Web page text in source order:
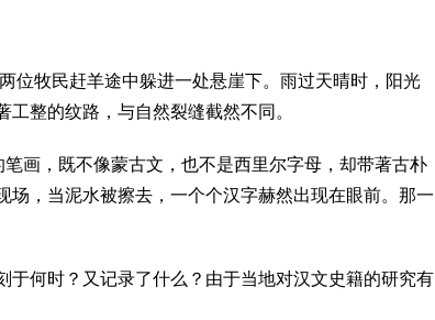
位牧民赶羊途中躲进一处悬崖下。雨过天晴时，阳光
整的纹路，与自然裂缝截然不同。
画，既不像蒙古文，也不是西里尔字母，却带著古朴
场，当泥水被擦去，一个个汉字赫然出现在眼前。那一
于何时？又记录了什么？由于当地对汉文史籍的研究有